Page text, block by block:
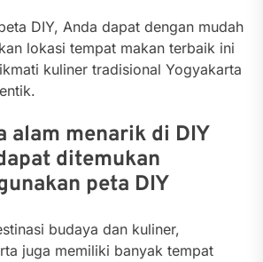
DIY, Anda dapat dengan mudah
lokasi tempat makan terbaik ini
kuliner tradisional Yogyakarta
alam menarik di DIY
ditemukan
peta DIY
budaya dan kuliner,
juga memiliki banyak tempat